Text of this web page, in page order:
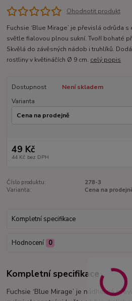
Ohodnotit produkt
Fuchsie ‘Blue Mirage’ je převislá odrůda
světle fialovou plnou sukní. Tvoří bohaté
Skvělá do závěsných nádob i truhlíků.
rostliny v květináčích Ø 9 cm. celý popis
Dostupnost
Není skladem
Varianta
49 Kč
44 Kč bez DPH
Číslo produktu:
278-3
Varianta:
Cena na
Kompletní specifikace
Hodnocení 0
Kompletní specifikace
Fuchsie ‘Blue Mirage’ je nádherná